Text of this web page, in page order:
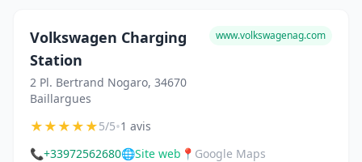
Volkswagen Charging
Station
2 Pl. Bertrand Nogaro, 34670
Baillargues
www.volkswagenag.com
★★★★★5/5•1 avis
📞+33972562680🌐Site web 📍 Google Maps